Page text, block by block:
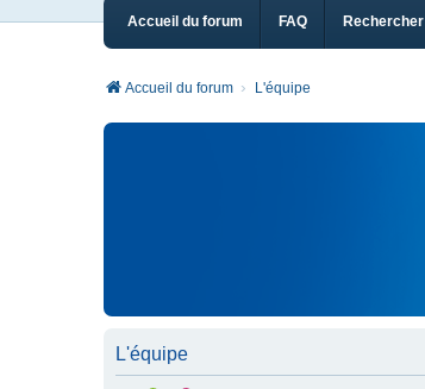
Accueil du forum FAQ Rechercher
Accueil du forum L'équipe
L'équipe